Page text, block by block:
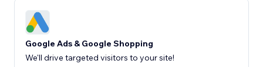
Google Ads & Google Shopping
We'll drive targeted visitors to your site!